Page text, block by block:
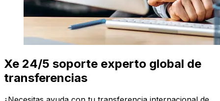
Xe 24/5 soporte experto global de
transferencias